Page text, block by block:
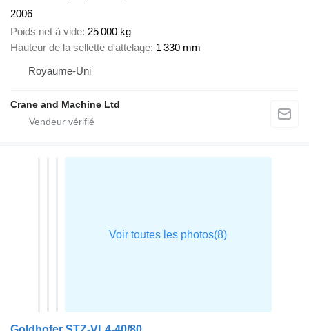
2006
Poids net à vide 25 000 kg
Hauteur de la sellette d'attelage 1 330 mm
Royaume-Uni
Crane and Machine Ltd